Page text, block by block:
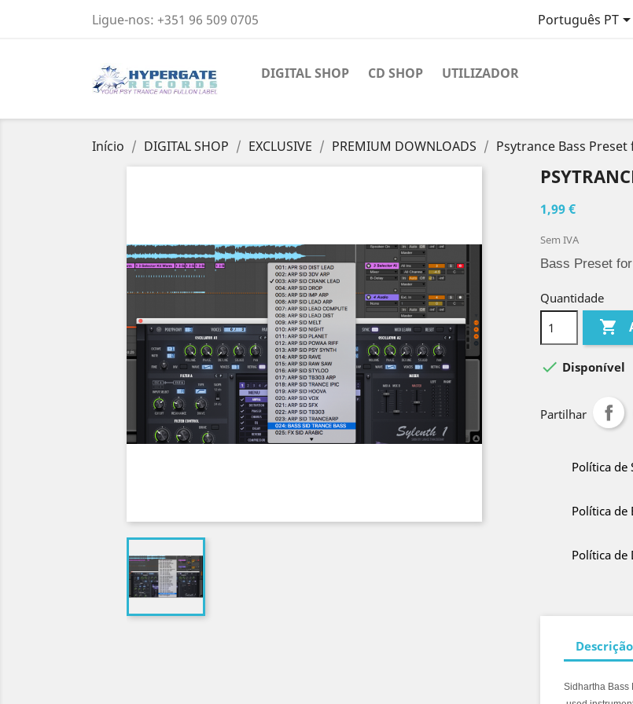
Ligue-nos: +351 96 509 0705 Português PT
DIGITAL SHOP CD SHOP UTILIZADOR
Início DIGITAL SHOP EXCLUSIVE PREMIUM DOWNLOADS Psytrance Bass Preset
1,99 €
Sem IVA
Bass Preset
Quantidade

 Disponível
Partilhar
Política de
Política de
Política de
Descrição
Sidhartha Bass